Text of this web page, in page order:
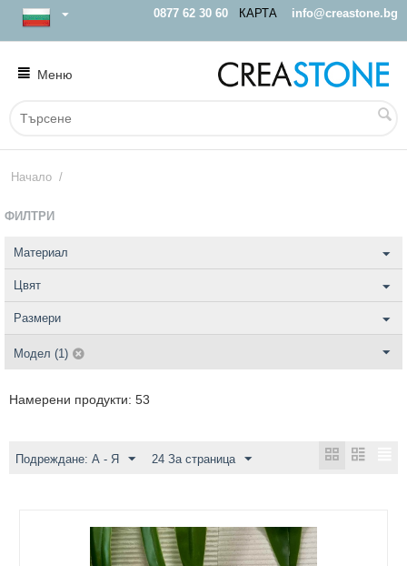
0877 62 30 60 КАРТА info@creastone.bg
Меню
Начало /
ФИЛТРИ
Материал
Цвят
Размери
Модел (1)
Намерени продукти: 53
Подреждане: А - Я 24 За страница